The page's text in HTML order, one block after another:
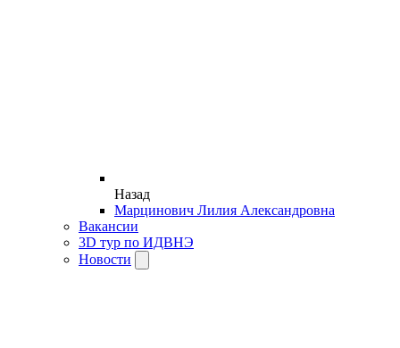
Назад
Марцинович Лилия Александровна
Вакансии
3D тур по ИДВНЭ
Новости